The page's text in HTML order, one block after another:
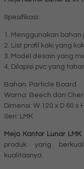
Spesifikasi:
1. Menggunakan
2. List profil kaki yang
3. Model desain yang
4. Dilapisi pvc yang
Bahan: Particle Board
Warna: Beech dan
Dimensi: W 120 x D 60 x
Seri: LMK
Meja Kantor Lunar LMK
produk yang
kualitasnya.